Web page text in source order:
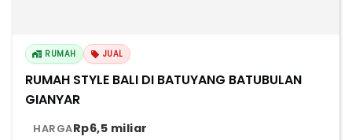
RUMAH JUAL
RUMAH STYLE BALI DI BATUYANG BATUBULAN
GIANYAR
HARGARp6,5 miliar